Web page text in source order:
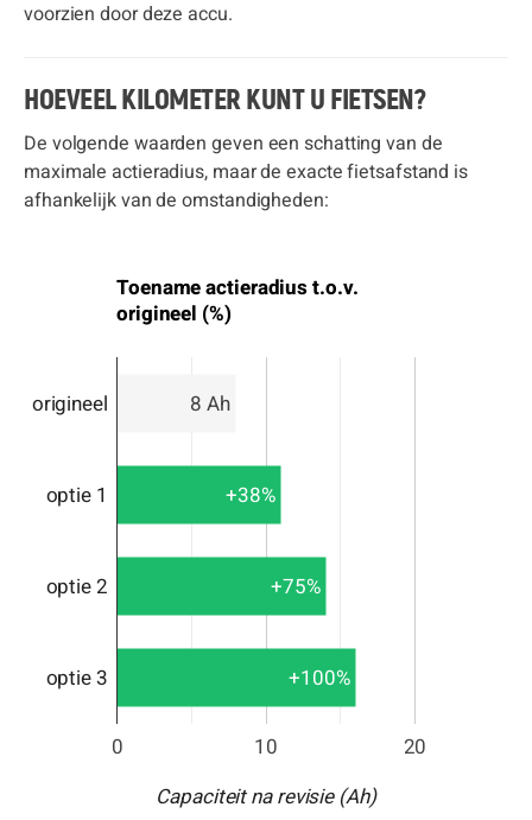
voorzien door deze accu.
HOEVEEL KILOMETER KUNT U FIETSEN?
De volgende waarden geven een schatting van de
maximale actieradius, maar de exacte fietsafstand is
afhankelijk van de omstandigheden:
Toename actieradius t.o.v.
origineel (%)
0 10 20
origineel
optie 1
optie 2
optie 3
8 Ah
+38%
+75%
+100%
Capaciteit na revisie (Ah)